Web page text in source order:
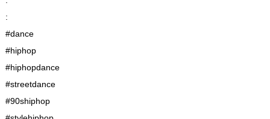
:
#dance
#hiphop
#hiphopdance
#streetdance
#90shiphop